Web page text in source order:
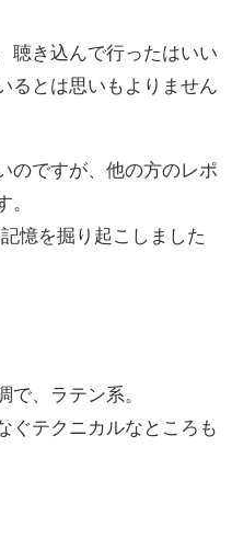
聴き込んで行ったはいい
るとは思いもよりません
のですが、他の方のレポ
。
憶を掘り起こしました
で、ラテン系。
ぐテクニカルなところも